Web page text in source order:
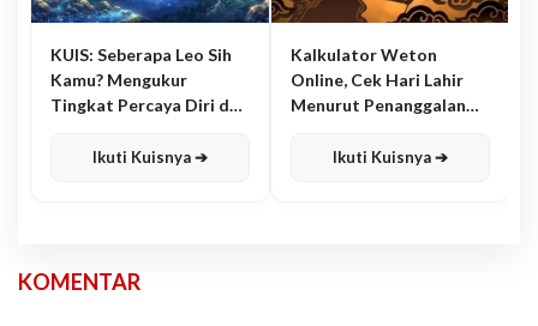
KUIS: Seberapa Leo Sih
Kamu? Mengukur
Tingkat Percaya Diri dan
Ikuti Kuisnya ➔
Kalkulator Weton
Online, Cek Hari Lahir
Menurut Penanggalan
Ikuti Kuisnya ➔
KOMENTAR